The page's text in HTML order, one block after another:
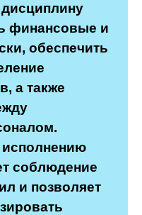
финансовые и
обеспечить
а также
соблюдение
и позволяет